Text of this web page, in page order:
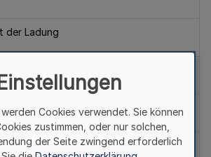
der Ladung
und Tagesordnung
Cookies verwendet. Sie können
zustimmen, oder nur solchen,
der Seite zwingend erforderlich